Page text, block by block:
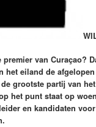
van Curaçao?
het eiland de
grootste partij van
het punt staat op
en kandidaten